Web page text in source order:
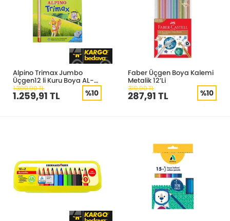
Alpino Trimax Jumbo
Üçgen12 li Kuru Boya AL-
113
1.399,90 TL
1.259,91 TL %10
Faber Üçgen Boya Kalemi
Metalik 12’Li
319,90 TL
287,91 TL %10